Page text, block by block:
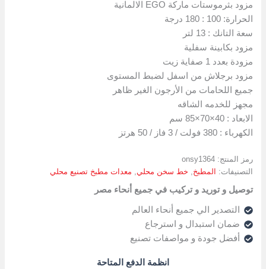
مزود بثرموستات ماركة EGO الالمانية
الحرارة: 100 : 180 درجة
سعة التانك : 13 لتر
مزود بكابينة سفلية
مزودة بعدد 1 صفاية زيت
مزود برجلاش من اسفل لضبط المستوى
جميع اللحامات من الأرجون الغير ظاهر
مجهز للخدمه الشاقه
الابعاد : 40×70×85 سم
الكهرباء : 380 فولت / 3 فاز / 50 هرتز
رمز المنتج:onsy1364
التصنيفات:
المطبخ, خط سخن محلي, معدات مطبخ تصنيع محلي
توصيل و توريد و تركيب في جميع أنحاء مصر
التصدير الي جميع أنحاء العالم
ضمان استبدال و استرجاع
أفضل جودة و مواصفات تصنيع
انظمة الدفع المتاحة